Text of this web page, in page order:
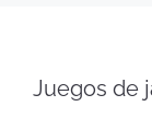
Juegos de